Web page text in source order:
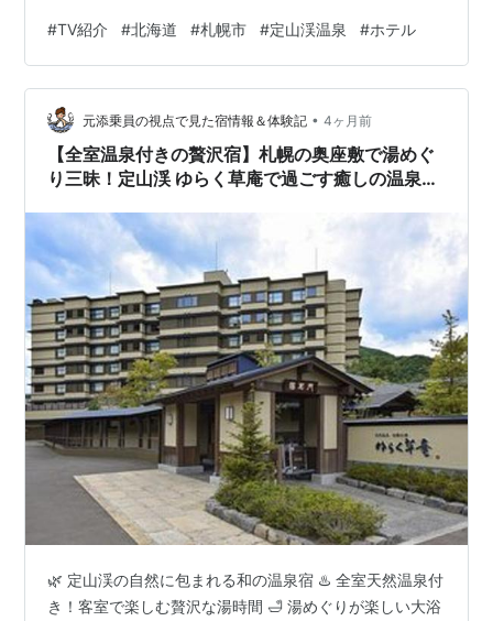
サイトを徹底リサーチ🎒「ここに泊まりたい！」と思わ
せる魅力を、旅行予約サイト運営者目線でじっくりご紹
介します。 グランドブリッセンホテル定山渓 🏞️ 自然美
に抱かれる温泉リゾート 北海道・定山渓温泉の渓谷沿い
に佇むグランドブリッセンホテル定山渓。札幌中心部か
ら…
#TV紹介 #北海道 #札幌市 #定山渓温泉 #ホテル
元添乗員の視点で見た宿情報＆体験記 • 4ヶ月前
【全室温泉付きの贅沢宿】札幌の奥座敷で湯めぐ
り三昧！定山渓 ゆらく草庵で過ごす癒しの温泉ス
🌿 定山渓の自然に包まれる和の温泉宿 ♨️ 全室天然温泉付
き！客室で楽しむ贅沢な湯時間 🛁 湯めぐりが楽しい大浴